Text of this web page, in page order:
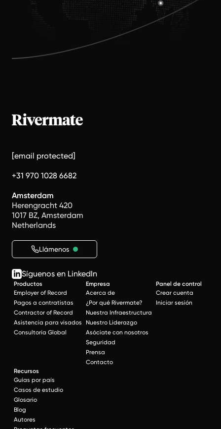
[email protected]
+31 970 1028 6682
Amsterdam
Herengracht 420
1017 BZ, Amsterdam
Netherlands
Llámenos
Síguenos en LinkedIn
Productos
Employer of Record
Pagos a contratistas
Contractor of Record
Asistencia para visados
Consultoría Global
Empresa
Acerca de
¿Por qué Rivermate?
Nuestra Infraestructura
Nuestro Liderazgo
Asóciate con nosotros
Seguridad
Prensa
Contacto
Panel de control
Crear cuenta
Iniciar sesión
Recursos
Guías por país
Casos de estudio
Glosario
Blog
Autores